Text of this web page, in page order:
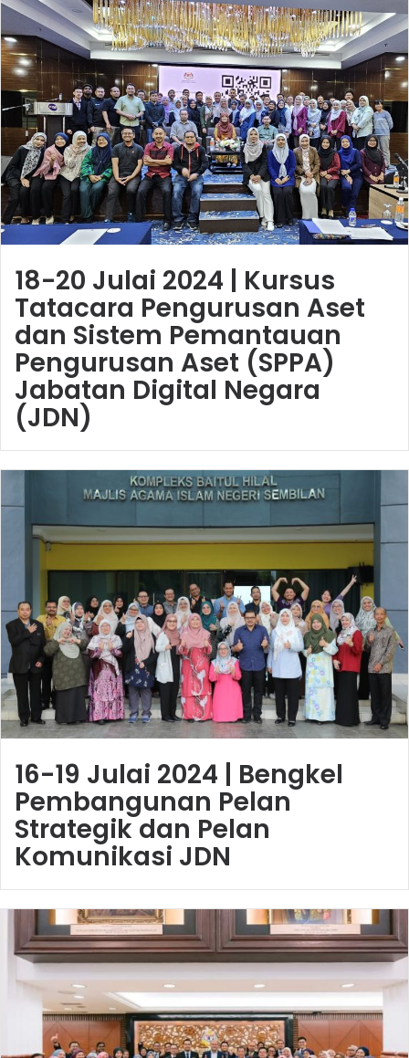
18-20 Julai 2024 | Kursus
Tatacara Pengurusan Aset
dan Sistem Pemantauan
Pengurusan Aset (SPPA)
Jabatan Digital Negara
(JDN)
16-19 Julai 2024 | Bengkel
Pembangunan Pelan
Strategik dan Pelan
Komunikasi JDN